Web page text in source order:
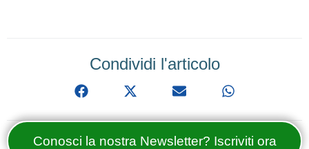
Condividi l'articolo
Conosci la nostra Newsletter? Iscriviti ora